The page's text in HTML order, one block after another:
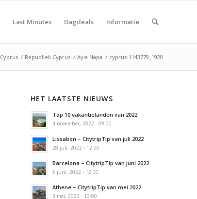
Last Minutes Dagdeals Informatie
Cyprus / Republiek Cyprus / Ayia Napa / cyprus-1143779_1920
HET LAATSTE NIEUWS
Top 10 vakantielanden van 2022
4 november, 2022 - 09:00
Lissabon – CitytripTip van juli 2022
28 juli, 2022 - 12:00
Barcelona – CitytripTip van juni 2022
5 juni, 2022 - 12:00
Athene – CitytripTip van mei 2022
3 mei, 2022 - 12:00